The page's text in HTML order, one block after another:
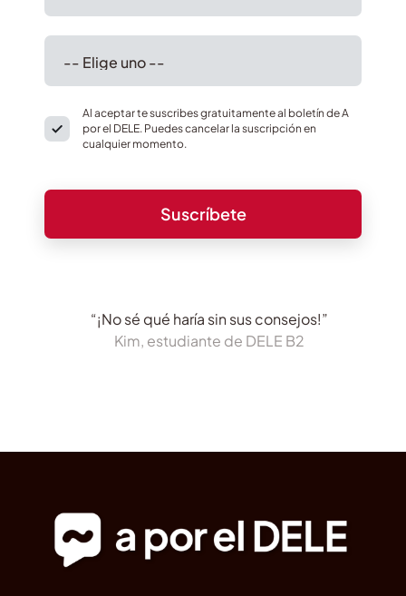
Al aceptar te suscribes gratuitamente al boletín de A
por el DELE. Puedes cancelar la suscripción en
cualquier momento.
“¡No sé qué haría sin sus consejos!”
Kim, estudiante de DELE B2